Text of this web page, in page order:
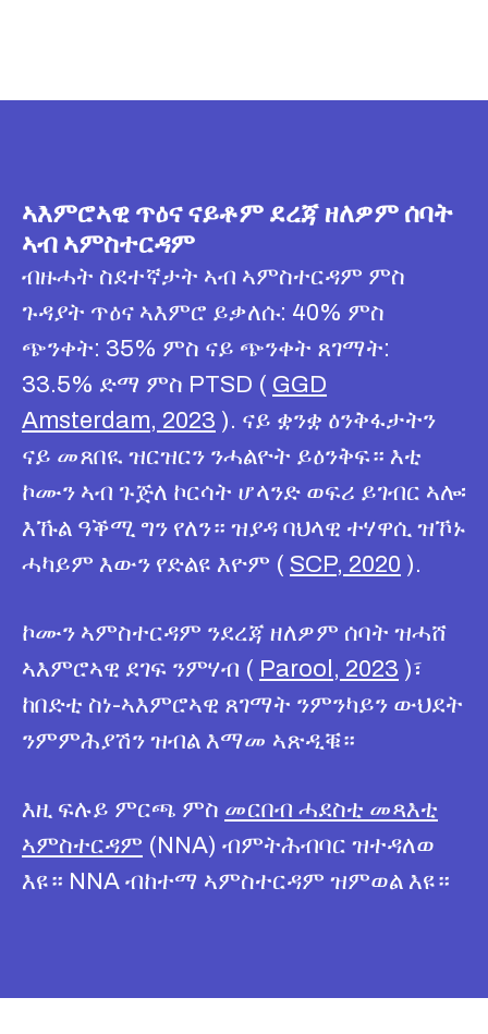
ኣእምሮኣዊ ጥዕና ናይቶም ደረጃ ዘለዎም ሰባት
ኣብ ኣምስተርዳም
ብዙሓት ስደተኛታት ኣብ ኣምስተርዳም ምስ
ጉዳያት ጥዕና ኣእምሮ ይቃለሱ: 40% ምስ
ጭንቀት: 35% ምስ ናይ ጭንቀት ጸገማት:
33.5% ድማ ምስ PTSD ( GGD
Amsterdam, 2023 ). ናይ ቋንቋ ዕንቅፋታትን
ናይ መጸበዪ ዝርዝርን ንሓልዮት ይዕንቅፍ። እቲ
ኮሙን ኣብ ጉጅለ ​​ኮርሳት ሆላንድ ወፍሪ ይገብር ኣሎ፡
እኹል ዓቕሚ ግን የለን። ዝያዳ ባህላዊ ተሃዋሲ ዝኾኑ
ሓካይም እውን የድልዩ እዮም ( ​​SCP, 2020 ).
ኮሙን ኣምስተርዳም ንደረጃ ዘለዎም ሰባት ዝሓሸ
ኣእምሮኣዊ ደገፍ ንምሃብ ( Parool, 2023 )፣
ከበድቲ ስነ-ኣእምሮኣዊ ጸገማት ንምንካይን ውህደት
ንምምሕያሽን ዝብል እማመ ኣጽዲቑ።
እዚ ፍሉይ ምርጫ ምስ መርበብ ሓደስቲ መጻእቲ
ኣምስተርዳም (NNA) ብምትሕብባር ዝተዳለወ
እዩ። NNA ብከተማ ኣምስተርዳም ዝምወል እዩ።